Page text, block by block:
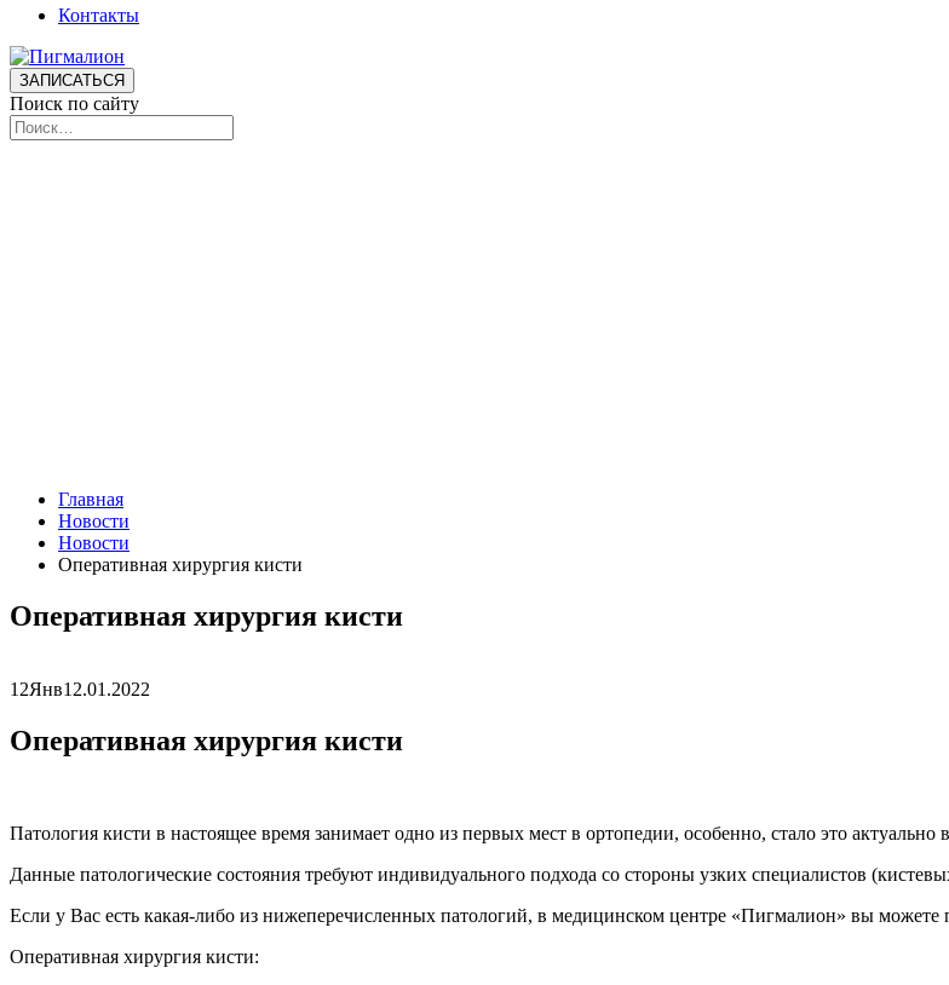
Контакты
ЗАПИСАТЬСЯ
Поиск по сайту
Главная
Новости
Новости
Оперативная хирургия кисти
Оперативная хирургия кисти
12Янв12.01.2022
Оперативная хирургия кисти
Патология кисти в настоящее время занимает одно из первых мест в ортопедии, особенно, стало это
Данные патологические состояния требуют индивидуального подхода со стороны узких специалистов
Если у Вас есть какая-либо из нижеперечисленных патологий, в медицинском центре «Пигмалион» вы
Оперативная хирургия кисти: